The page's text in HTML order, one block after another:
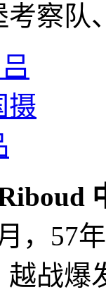
考察队
，57
越战爆